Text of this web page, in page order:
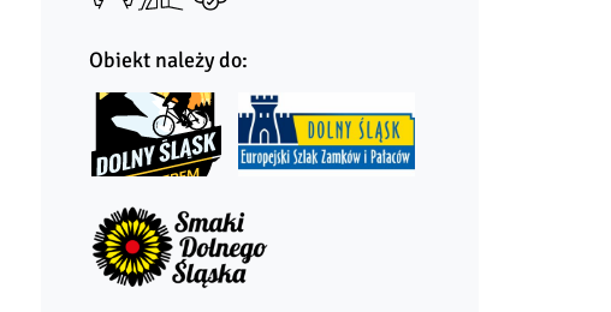
Obiekt należy do: